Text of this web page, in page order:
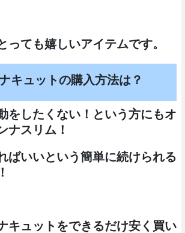
っても嬉しいアイテムです。
キュットの購入方法は？
をしたくない！という方にもオ
ナスリム！
ばいいという簡単に続けられる
キュットをできるだけ安く買い